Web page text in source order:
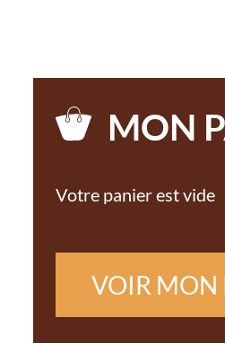
MON
Votre panier est vide
VOIR MON